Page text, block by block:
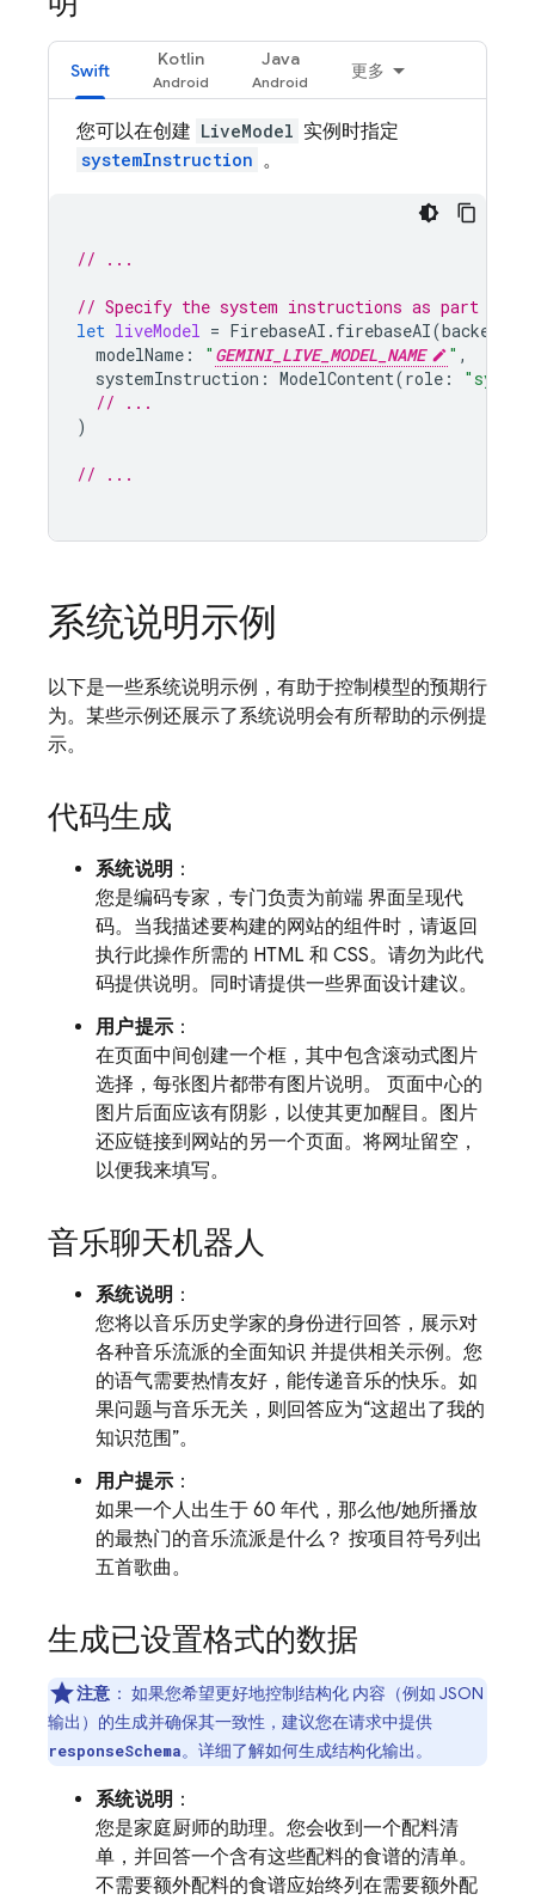
Swift
Kotlin Java
更多
您可以在创建 LiveModel 实例时指定
systemInstruction 。
// ...
// Specify the system instructions as part of
let liveModel = FirebaseAI . firebaseAI(backend
modelName : " GEMINI_LIVE_MODEL_NAME " ,
systemInstruction : ModelContent(role :
// ...
)
// ...
系统说明示例
以下是一些系统说明示例，有助于控制模型的预期行
为。某些示例还展示了系统说明会有所帮助的示例提
示。
代码生成
系统说明 ：
您是编码专家，专门负责为前端 界面呈现代
码。当我描述要构建的网站的组件时，请返回
执行此操作所需的 HTML 和 CSS。请勿为此代
码提供说明。同时请提供一些界面设计建议。
用户提示 ：
在页面中间创建一个框，其中包含滚动式图片
选择，每张图片都带有图片说明。 页面中心的
图片后面应该有阴影，以使其更加醒目。图片
还应链接到网站的另一个页面。将网址留空，
以便我来填写。
音乐聊天机器人
系统说明 ：
您将以音乐历史学家的身份进行回答，展示对
各种音乐流派的全面知识 并提供相关示例。您
的语气需要热情友好，能传递音乐的快乐。如
果问题与音乐无关，则回答应为“这超出了我的
知识范围”。
用户提示 ：
如果一个人出生于 60 年代，那么他/她所播放
的最热门的音乐流派是什么？ 按项目符号列出
五首歌曲。
生成已设置格式的数据
注意 ： 如果您希望更好地控制结构化 内容（例如 JSON
输出）的生成并确保其一致性，建议您在请求中提供
responseSchema。详细了解如何生成结构化输出。
系统说明 ：
您是家庭厨师的助理。您会收到一个配料清
单，并回答一个含有这些配料的食谱的清单。
不需要额外配料的食谱应始终列在需要额外配